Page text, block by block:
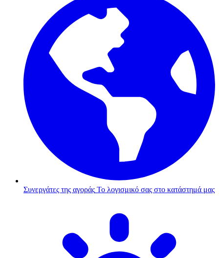
Συνεργάτες της αγοράς Το λογισμικό σας στο κατάστημά μας